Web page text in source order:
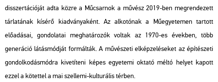
disszertációját adta közre a Műcsarnok a művész 2019-ben megrendezett
tárlatának kísérő kiadványaként. Az alkotónak a Műegyetemen tartott
előadásai, gondolatai meghatározók voltak az 1970-es években, több
generáció látásmódját formálták. A művészeti elképzeléseket az építészeti
gondolkodásmódra kivetíteni képes egyetemi oktató méltó helyet kapott
ezzel a kötettel a mai szellemi-kulturális térben.